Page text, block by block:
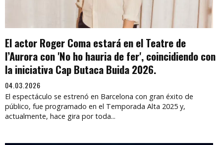
El actor Roger Coma estará en el Teatre de
l’Aurora con 'No ho hauria de fer', coincidiendo con
la iniciativa Cap Butaca Buida 2026.
04.03.2026
El espectáculo se estrenó en Barcelona con gran éxito de
público, fue programado en el Temporada Alta 2025 y,
actualmente, hace gira por toda...